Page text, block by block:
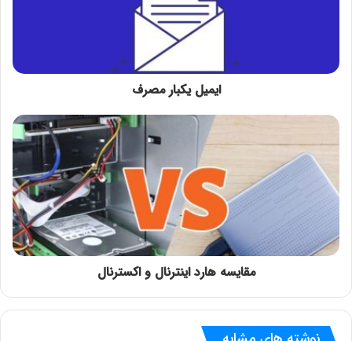
ایمیل یکبار مصرف
مقایسه هارد اینترنال و اکسترنال